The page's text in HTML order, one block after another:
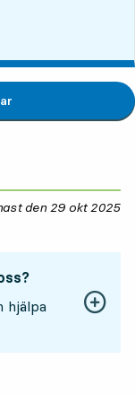
den 29 okt 2025
hjälpa